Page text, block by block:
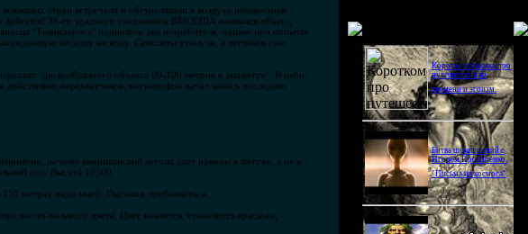
стран встречали и обстреливали в воздухе неизвестные
действий 38-го ударного соединения ВМССША появился объект,
"Тикондерога" поднялись два истребителя, однако при попытке
посадку на воду. Самолеты утонули, а летчиков спас
"дискообразного объекта 80-100 метров в диаметре". В небо
перехватчиков, магнитофон начал запись последних
почему американский летчик дает рамеры в метрах, а не в
оси. Высота 10500.
метрах надо мной. Пытаюся приблизиться.
желто-палевого цвета. Цвет меняется, становится красным,
Короткометражка про
путешествия во
времени и эгоизм.
Битва цивилизаций с
Игорем Прокопенко.
"Письма из космоса"